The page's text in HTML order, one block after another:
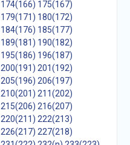
174(166) 175(167)
179(171) 180(172)
184(176) 185(177)
189(181) 190(182)
195(186) 196(187)
200(191) 201(192)
205(196) 206(197)
210(201) 211(202)
215(206) 216(207)
220(211) 222(213)
226(217) 227(218)